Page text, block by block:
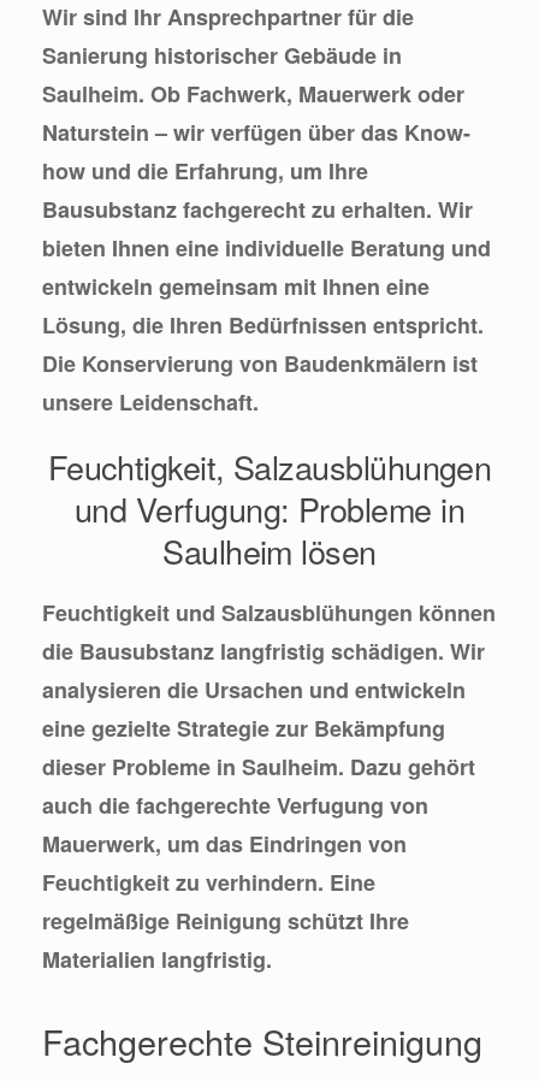
Wir sind Ihr Ansprechpartner für die
Sanierung historischer Gebäude in
Saulheim. Ob Fachwerk, Mauerwerk oder
Naturstein – wir verfügen über das Know-
how und die Erfahrung, um Ihre
Bausubstanz fachgerecht zu erhalten. Wir
bieten Ihnen eine individuelle Beratung und
entwickeln gemeinsam mit Ihnen eine
Lösung, die Ihren Bedürfnissen entspricht.
Die Konservierung von Baudenkmälern ist
unsere Leidenschaft.
Feuchtigkeit, Salzausblühungen
und Verfugung: Probleme in
Saulheim lösen
Feuchtigkeit und Salzausblühungen können
die Bausubstanz langfristig schädigen. Wir
analysieren die Ursachen und entwickeln
eine gezielte Strategie zur Bekämpfung
dieser Probleme in Saulheim. Dazu gehört
auch die fachgerechte Verfugung von
Mauerwerk, um das Eindringen von
Feuchtigkeit zu verhindern. Eine
regelmäßige Reinigung schützt Ihre
Materialien langfristig.
Fachgerechte Steinreinigung